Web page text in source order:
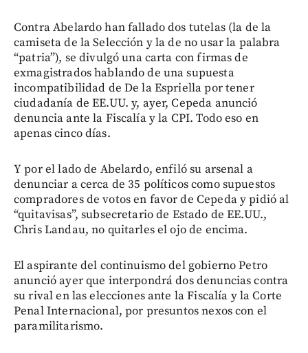
Contra Abelardo han fallado dos tutelas (la de la
camiseta de la Selección y la de no usar la palabra
“patria”), se divulgó una carta con firmas de
exmagistrados hablando de una supuesta
incompatibilidad de De la Espriella por tener
ciudadanía de EE.UU. y, ayer, Cepeda anunció
denuncia ante la Fiscalía y la CPI. Todo eso en
apenas cinco días.
Y por el lado de Abelardo, enfiló su arsenal a
denunciar a cerca de 35 políticos como supuestos
compradores de votos en favor de Cepeda y pidió al
“quitavisas”, subsecretario de Estado de EE.UU.,
Chris Landau, no quitarles el ojo de encima.
El aspirante del continuismo del gobierno Petro
anunció ayer que interpondrá dos denuncias contra
su rival en las elecciones ante la Fiscalía y la Corte
Penal Internacional, por presuntos nexos con el
paramilitarismo.